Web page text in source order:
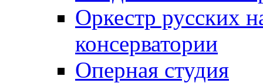
Оркестр русских
консерватории
Оперная студия